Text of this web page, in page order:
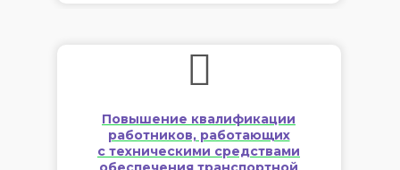
Повышение квалификации
работников, работающих
с техническими средствами